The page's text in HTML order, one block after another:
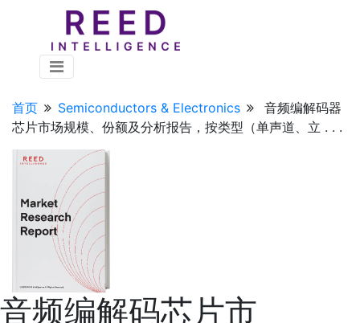
首页 Semiconductors & Electronics
音频编解码器
芯片市场规模、份额及分析报告，按类型（单声道、立 . . .
音频编解码芯片市